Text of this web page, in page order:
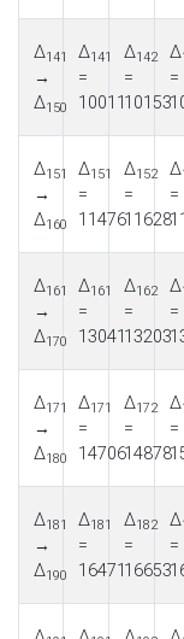
Δ141
→
Δ150
Δ141
=
10011
Δ142
=
10153
Δ
=
Δ151
→
Δ160
Δ151
=
11476
Δ152
=
11628
Δ
=
Δ161
→
Δ170
Δ161
=
13041
Δ162
=
13203
Δ
=
Δ171
→
Δ180
Δ171
=
14706
Δ172
=
14878
Δ
=
Δ181
→
Δ190
Δ181
=
16471
Δ182
=
16653
Δ
=